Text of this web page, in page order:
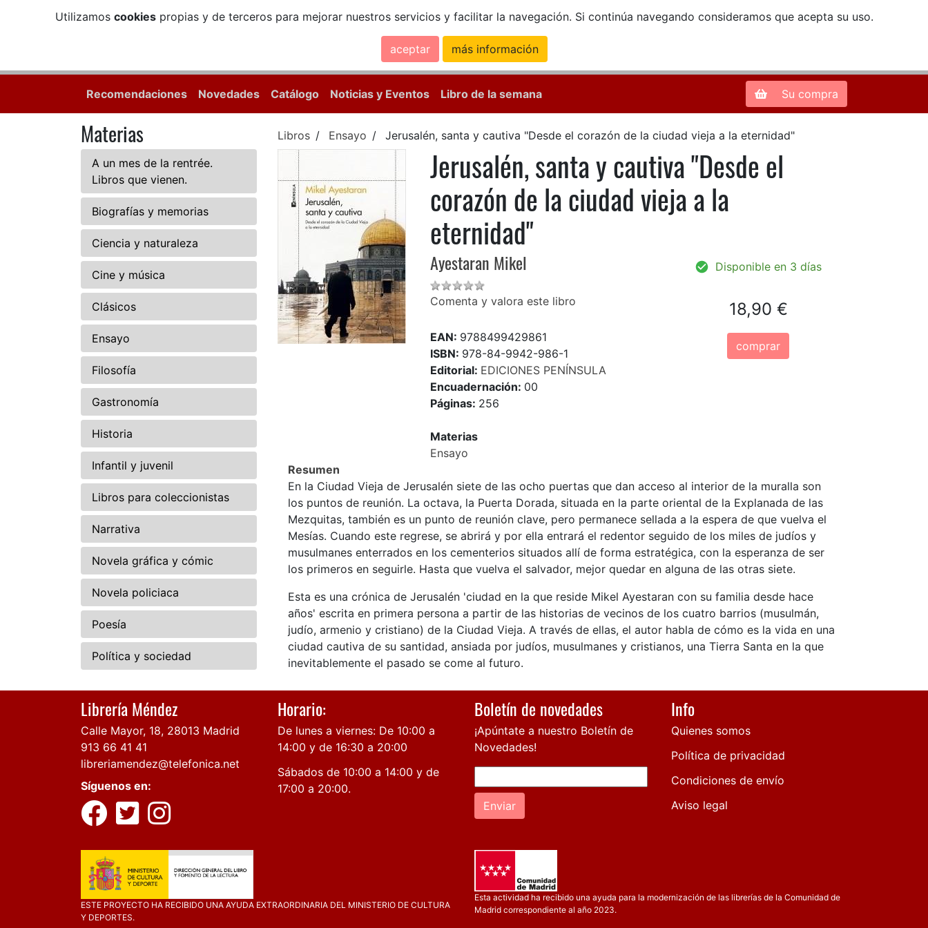
Utilizamos cookiespropias y de terceros para mejorar nuestros servicios y facilitar la navegación. Si continúa navegando consideramos que acepta su uso.
aceptar más información
Zona de Clientes
Recomendaciones Novedades Catálogo Noticias y Eventos Libro de la semana Su compra
Materias
A un mes de la rentrée.
Libros que vienen.
Biografías y memorias
Ciencia y naturaleza
Cine y música
Clásicos
Ensayo
Filosofía
Gastronomía
Historia
Infantil y juvenil
Libros para coleccionistas
Narrativa
Novela gráfica y cómic
Novela policiaca
Poesía
Política y sociedad
Libros Ensayo Jerusalén, santa y cautiva "Desde el corazón de la ciudad vieja a la eternidad"
Jerusalén, santa y cautiva "Desde el
corazón de la ciudad vieja a la
eternidad"
Ayestaran Mikel
Comenta y valora este libro
EAN: 9788499429861
ISBN: 978-84-9942-986-1
Editorial: EDICIONES PENÍNSULA
Encuadernación: 00
Páginas: 256
Materias
Ensayo
Disponible en 3 días
18,90 €
comprar
Resumen
En la Ciudad Vieja de Jerusalén siete de las ocho puertas que dan acceso al interior de la muralla son
los puntos de reunión. La octava, la Puerta Dorada, situada en la parte oriental de la Explanada de las
Mezquitas, también es un punto de reunión clave, pero permanece sellada a la espera de que vuelva el
Mesías. Cuando este regrese, se abrirá y por ella entrará el redentor seguido de los miles de judíos y
musulmanes enterrados en los cementerios situados allí de forma estratégica, con la esperanza de ser
los primeros en seguirle. Hasta que vuelva el salvador, mejor quedar en alguna de las otras siete.
Esta es una crónica de Jerusalén 'ciudad en la que reside Mikel Ayestaran con su familia desde hace
años' escrita en primera persona a partir de las historias de vecinos de los cuatro barrios (musulmán,
judío, armenio y cristiano) de la Ciudad Vieja. A través de ellas, el autor habla de cómo es la vida en una
ciudad cautiva de su santidad, ansiada por judíos, musulmanes y cristianos, una Tierra Santa en la que
inevitablemente el pasado se come al futuro.
Librería Méndez
Calle Mayor, 18, 28013 Madrid
913 66 41 41
libreriamendez@telefonica.net
Síguenos en:
Horario:
De lunes a viernes: De 10:00 a
14:00 y de 16:30 a 20:00
Sábados de 10:00 a 14:00 y de
17:00 a 20:00.
Boletín de novedades
¡Apúntate a nuestro Boletín de
Novedades!
Enviar
Info
Quienes somos
Política de privacidad
Condiciones de envío
Aviso legal
ESTE PROYECTO HA RECIBIDO UNA AYUDA EXTRAORDINARIA DEL MINISTERIO DE CULTURA
Y DEPORTES.
Esta actividad ha recibido una ayuda para la modernización de las librerías de la Comunidad de
Madrid correspondiente al año 2023.